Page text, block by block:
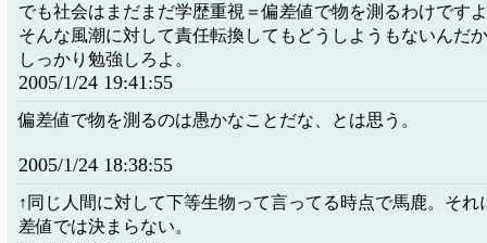
でも社会はまだまだ学歴重視＝偏差値で物を測るわけです
そんな風潮に対して責任転換してもどうしようもないんだ
しっかり勉強しろよ。
2005/1/24 19:41:55
偏差値で物を測るのは愚かなことだな、とは思う。
2005/1/24 18:38:55
↑同じ人間に対して下等生物って言ってる時点で馬鹿。それ
差値では決まらない。